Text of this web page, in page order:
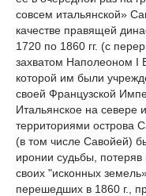
совсем итальянской»
качестве правящей
1720 по 1860 гг. (с
захватом Наполеоном I
которой им были
своей Французской
Итальянское на севере
территориями острова
(в том числе Савойей)
иронии судьбы,
своих "исконных
перешедших в 1860 г.,